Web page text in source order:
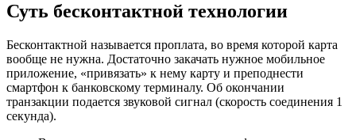
Суть бесконтактной технологии
Бесконтактной называется проплата, во время которой карта
вообще не нужна. Достаточно закачать нужное мобильное
приложение, «привязать» к нему карту и преподнести
смартфон к банковскому терминалу. Об окончании
транзакции подается звуковой сигнал (скорость соединения 1
секунда).